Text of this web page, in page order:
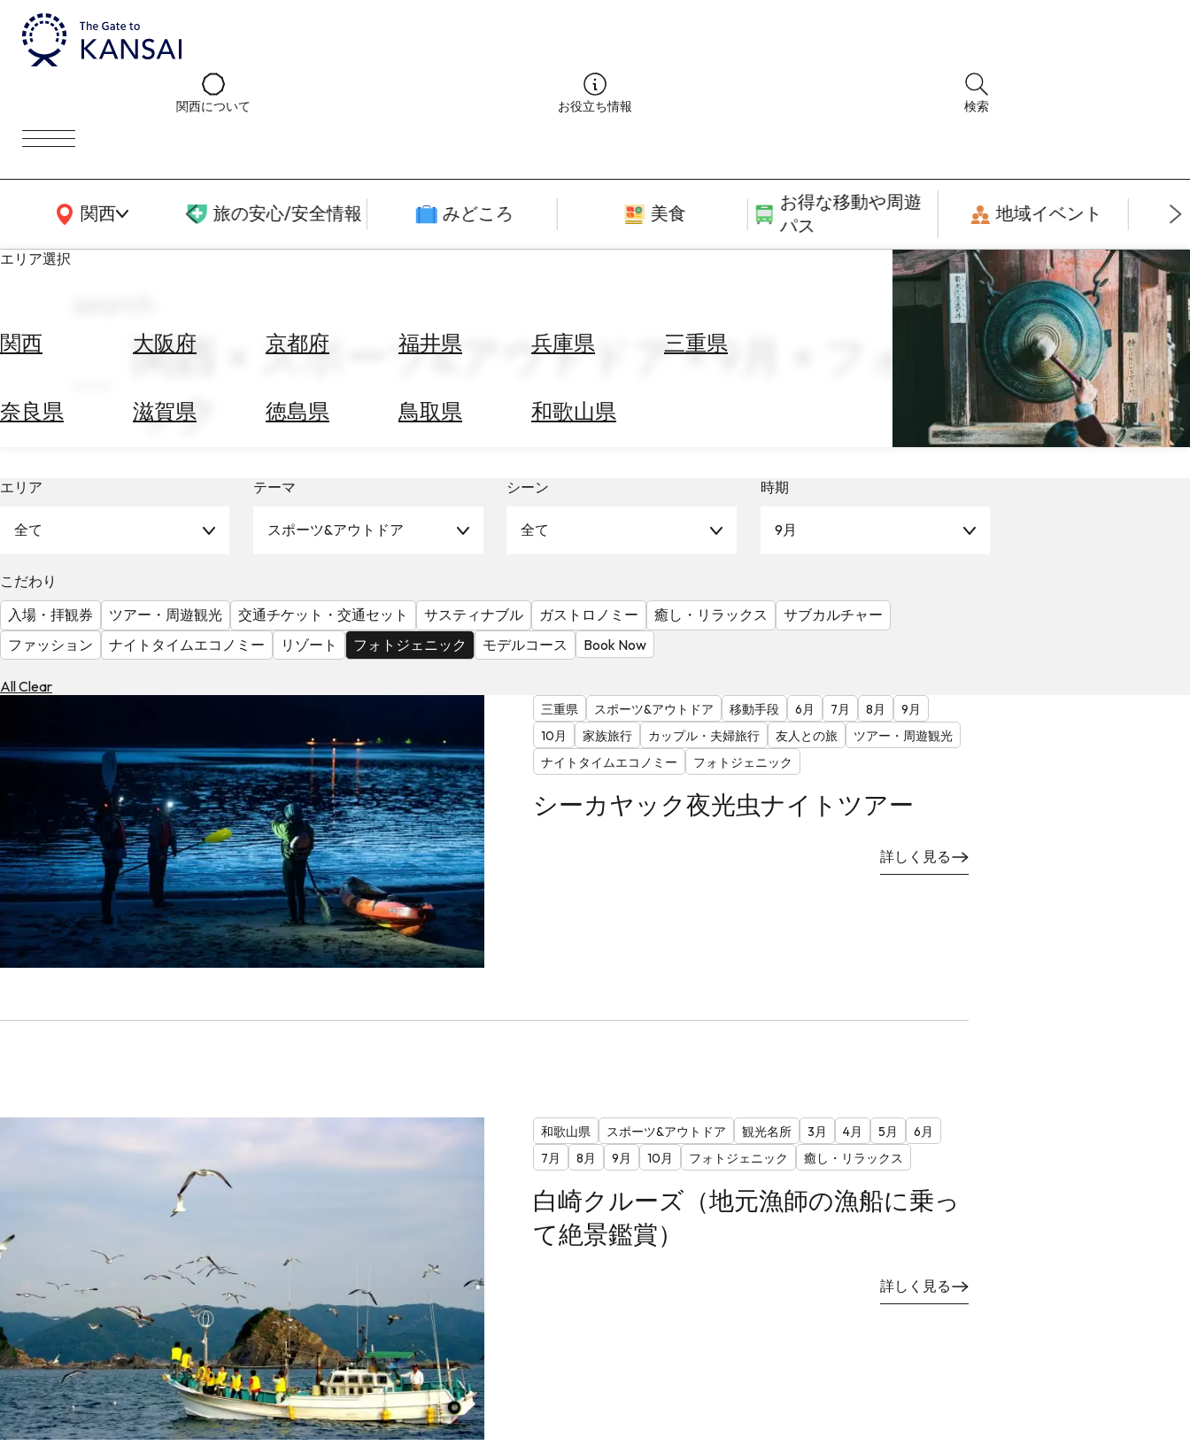
関西について お役立ち情報 検索
関西
関西広域MAP 旅の安心/安全情報 みどころ 美食
お得な移動や周遊
パス
地域イベント
エリア選択
関西 大阪府 京都府 福井県 兵庫県 三重県
奈良県 滋賀県 徳島県 鳥取県 和歌山県
べ
る
天
気
を
見
関西 × スポーツ&アウトドア × 9月 × フォトジェニ
ック
エリア
全て
テーマ
スポーツ&アウトドア
シーン
全て
時期
9月
こだわり
入場・拝観券
ツアー・周遊観光 交通チケット・交通セット サスティナブル ガストロノミー 癒し・リラックス
サブカルチャー
ファッション
ナイトタイムエコノミー リゾート フォトジェニック モデルコース Book Now
All Clear
三重県 スポーツ&アウトドア 移動手段 6月 7月 8月
9月
10月
家族旅行 カップル・夫婦旅行 友人との旅
ツアー・周遊観光
ナイトタイムエコノミー
フォトジェニック
シーカヤック夜光虫ナイトツアー
詳しく見る
和歌山県 スポーツ&アウトドア 観光名所 3月 4月 5月
6月
7月
8月 9月 10月 フォトジェニック 癒し・リラックス
白崎クルーズ（地元漁師の漁船に乗っ
て絶景鑑賞）
詳しく見る